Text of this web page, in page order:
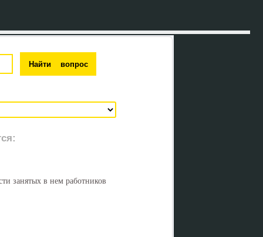
занятых в нем работников